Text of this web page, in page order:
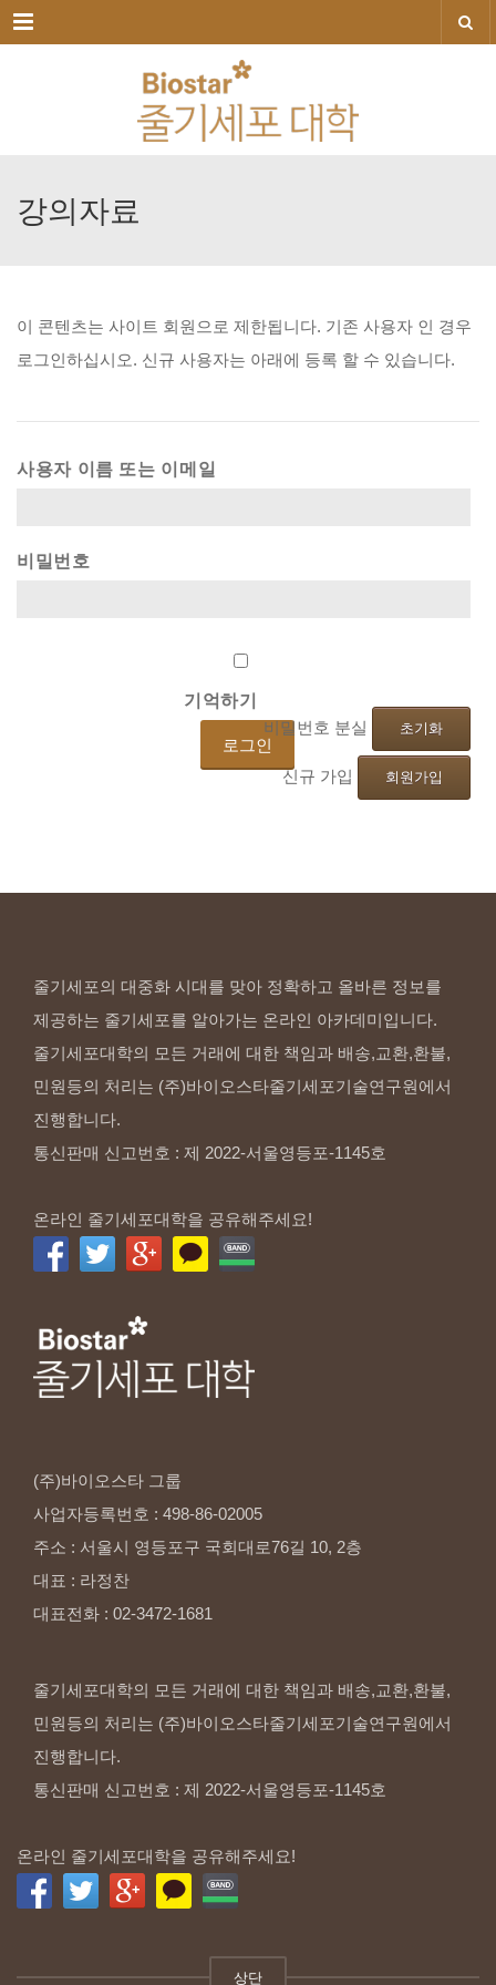
메뉴
강의자료
이 콘텐츠는 사이트 회원으로 제한됩니다. 기존 사용자 인 경우
로그인하십시오. 신규 사용자는 아래에 등록 할 수 있습니다.
사용자 이름 또는 이메일
비밀번호
기억하기
비밀번호 분실 초기화
신규 가입 회원가입
줄기세포의 대중화 시대를 맞아 정확하고 올바른 정보를
제공하는 줄기세포를 알아가는 온라인 아카데미입니다.
줄기세포대학의 모든 거래에 대한 책임과 배송,교환,환불,
민원등의 처리는 (주)바이오스타줄기세포기술연구원에서
진행합니다.
통신판매 신고번호 : 제 2022-서울영등포-1145호
온라인 줄기세포대학을 공유해주세요!
(주)바이오스타 그룹
사업자등록번호 : 498-86-02005
주소 : 서울시 영등포구 국회대로76길 10, 2층
대표 : 라정찬
대표전화 : 02-3472-1681
줄기세포대학의 모든 거래에 대한 책임과 배송,교환,환불,
민원등의 처리는 (주)바이오스타줄기세포기술연구원에서
진행합니다.
통신판매 신고번호 : 제 2022-서울영등포-1145호
온라인 줄기세포대학을 공유해주세요!
상단